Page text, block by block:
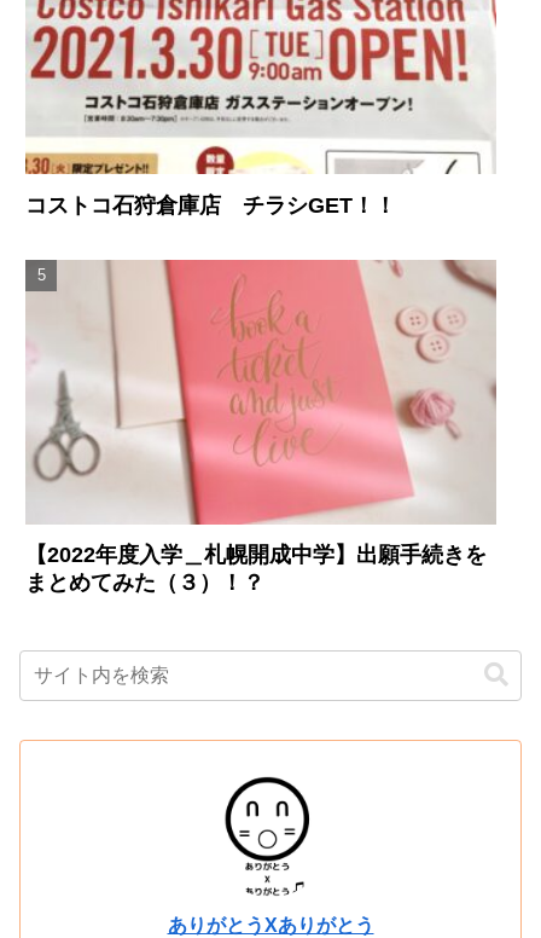
コストコ石狩倉庫店 チラシGET！！
【2022年度入学＿札幌開成中学】出願手続きを
まとめてみた（３）！？
ありがとうXありがとう